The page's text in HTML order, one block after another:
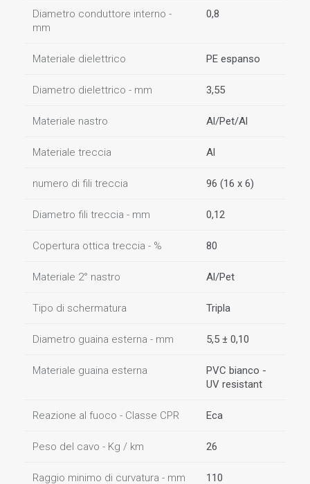
Diametro conduttore interno -
mm
0,8
Materiale dielettrico PE espanso
Diametro dielettrico - mm 3,55
Materiale nastro Al/Pet/Al
Materiale treccia Al
numero di fili treccia 96 (16 x 6)
Diametro fili treccia - mm 0,12
Copertura ottica treccia - % 80
Materiale 2° nastro Al/Pet
Tipo di schermatura Tripla
Diametro guaina esterna - mm 5,5 ± 0,10
Materiale guaina esterna
PVC bianco -
UV resistant
Reazione al fuoco - Classe CPR Eca
Peso del cavo - Kg / km 26
Raggio minimo di curvatura - mm 110